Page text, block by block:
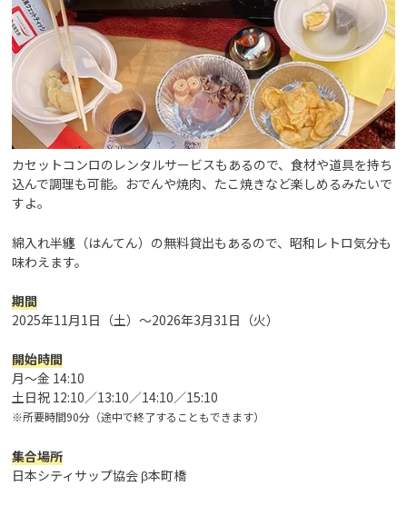
カセットコンロのレンタルサービスもあるので、食材や道具を持ち
込んで調理も可能。おでんや焼肉、たこ焼きなど楽しめるみたいで
すよ。
綿入れ半纏（はんてん）の無料貸出もあるので、昭和レトロ気分も
味わえます。
期間
2025年11月1日（土）～2026年3月31日（火）
開始時間
月〜金 14:10
土日祝 12:10／13:10／14:10／15:10
※所要時間90分（途中で終了することもできます）
集合場所
日本シティサップ協会 β本町橋